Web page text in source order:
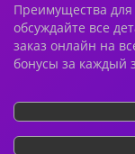
Преимущества для
обсуждайте все
заказ онлайн на
бонусы за каждый